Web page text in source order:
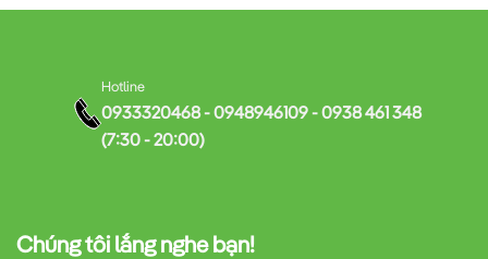
Chúng tôi lắng nghe bạn!
Hotline
0933320468 - 0948946109 - 0938 461 348
(7:30 - 20:00)